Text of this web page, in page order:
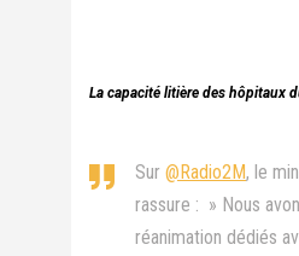
La capacité litière des hôpitaux
Sur @Radio2M, le
rassure : » Nous
réanimation dédiés